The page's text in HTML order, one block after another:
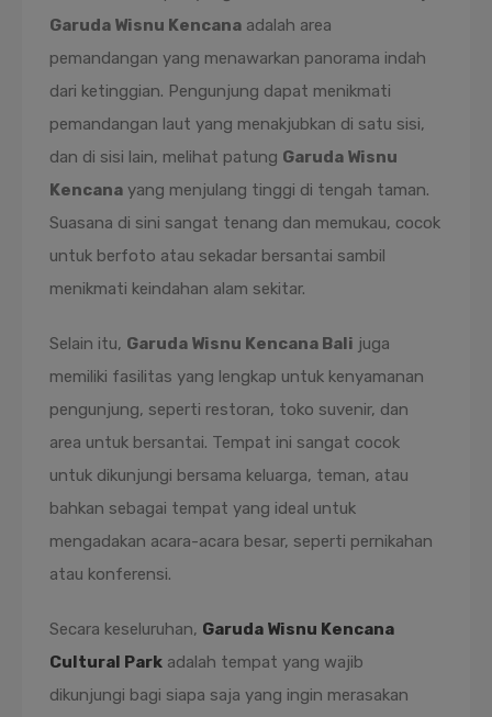
Garuda Wisnu Kencana adalah area
pemandangan yang menawarkan panorama indah
dari ketinggian. Pengunjung dapat menikmati
pemandangan laut yang menakjubkan di satu sisi,
dan di sisi lain, melihat patung Garuda Wisnu
Kencana yang menjulang tinggi di tengah taman.
Suasana di sini sangat tenang dan memukau, cocok
untuk berfoto atau sekadar bersantai sambil
menikmati keindahan alam sekitar.
Selain itu, Garuda Wisnu Kencana Bali juga
memiliki fasilitas yang lengkap untuk kenyamanan
pengunjung, seperti restoran, toko suvenir, dan
area untuk bersantai. Tempat ini sangat cocok
untuk dikunjungi bersama keluarga, teman, atau
bahkan sebagai tempat yang ideal untuk
mengadakan acara-acara besar, seperti pernikahan
atau konferensi.
Secara keseluruhan, Garuda Wisnu Kencana
Cultural Park adalah tempat yang wajib
dikunjungi bagi siapa saja yang ingin merasakan